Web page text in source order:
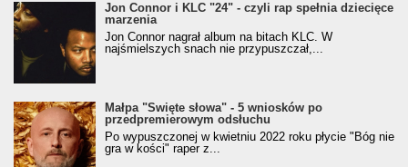
Jon Connor i KLC "24" - czyli rap spełnia dziecięce
marzenia
Jon Connor nagrał album na bitach KLC. W
najśmielszych snach nie przypuszczał,...
Małpa "Święte słowa" - 5 wniosków po
przedpremierowym odsłuchu
Po wypuszczonej w kwietniu 2022 roku płycie "Bóg nie
gra w kości" raper z...